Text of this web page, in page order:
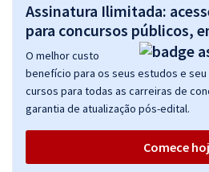
Assinatura Ilimitada:
para concursos públicos,
O melhor custo
benefício para os seus estudos e seu
cursos para todas as carreiras de
garantia de atualização pós-edital.
Comece